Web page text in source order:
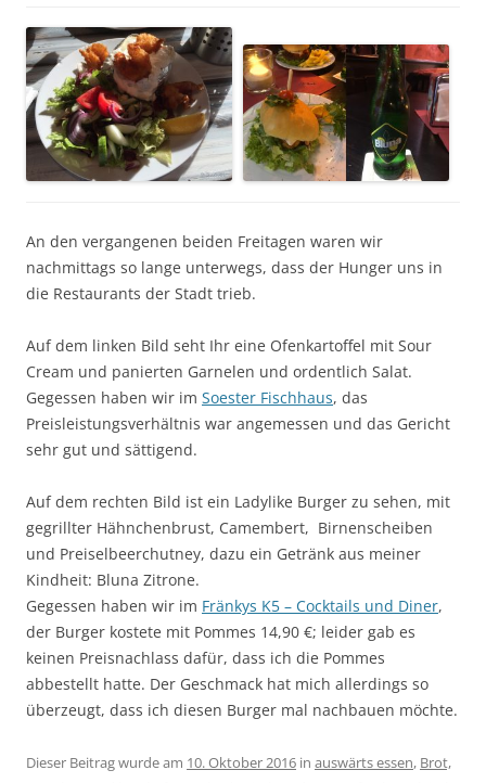
An den vergangenen beiden Freitagen waren wir
nachmittags so lange unterwegs, dass der Hunger uns in
die Restaurants der Stadt trieb.
Auf dem linken Bild seht Ihr eine Ofenkartoffel mit Sour
Cream und panierten Garnelen und ordentlich Salat.
Gegessen haben wir im Soester Fischhaus, das
Preisleistungsverhältnis war angemessen und das Gericht
sehr gut und sättigend.
Auf dem rechten Bild ist ein Ladylike Burger zu sehen, mit
gegrillter Hähnchenbrust, Camembert, Birnenscheiben
und Preiselbeerchutney, dazu ein Getränk aus meiner
Kindheit: Bluna Zitrone.
Gegessen haben wir im Fränkys K5 – Cocktails und Diner,
der Burger kostete mit Pommes 14,90 €; leider gab es
keinen Preisnachlass dafür, dass ich die Pommes
abbestellt hatte. Der Geschmack hat mich allerdings so
überzeugt, dass ich diesen Burger mal nachbauen möchte.
Dieser Beitrag wurde am 10. Oktober 2016 in auswärts essen, Brot,